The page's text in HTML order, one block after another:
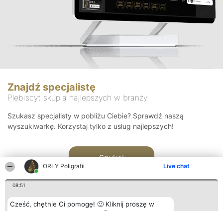
ORŁY Poligrafii Live chat
08:51
Cześć, chętnie Ci pomogę! 🙂 Kliknij proszę w
Znajdź specjalistę
Plebiscyt skupia najlepszych w branży
Szukasz specjalisty w pobliżu Ciebie? Sprawdź naszą
wyszukiwarkę. Korzystaj tylko z usług najlepszych!
Szukaj